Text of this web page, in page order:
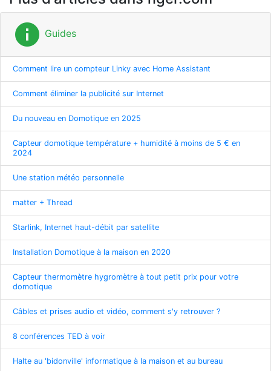
info Guides
Comment lire un compteur Linky avec Home Assistant
Comment éliminer la publicité sur Internet
Du nouveau en Domotique en 2025
Capteur domotique température + humidité à moins de 5 € en
2024
Une station météo personnelle
matter + Thread
Starlink, Internet haut-débit par satellite
Installation Domotique à la maison en 2020
Capteur thermomètre hygromètre à tout petit prix pour votre
domotique
Câbles et prises audio et vidéo, comment s'y retrouver ?
8 conférences TED à voir
Halte au 'bidonville' informatique à la maison et au bureau